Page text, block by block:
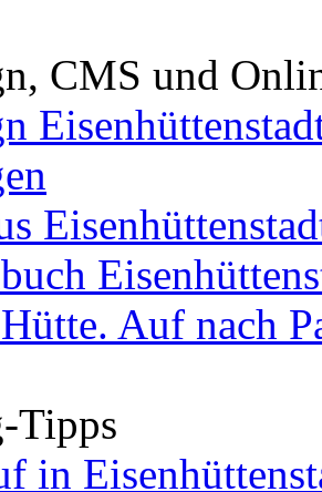
CMS und
Auf nach
Tipps
in